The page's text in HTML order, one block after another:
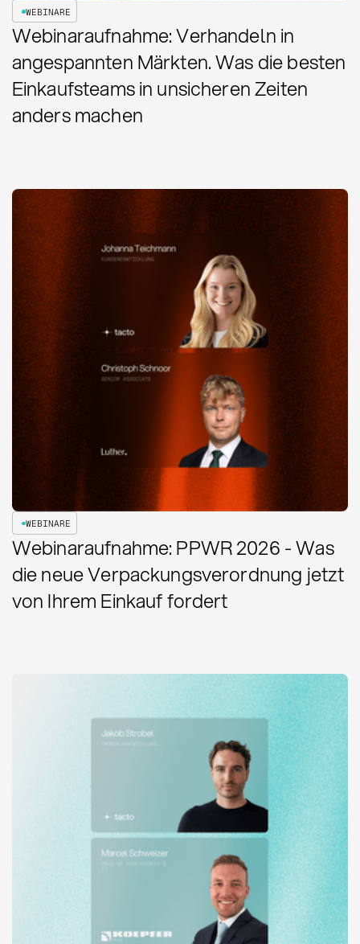
WEBINARE
Webinaraufnahme: Verhandeln in
angespannten Märkten. Was die besten
Einkaufsteams in unsicheren Zeiten
anders machen
WEBINARE
Webinaraufnahme: PPWR 2026 - Was
die neue Verpackungsverordnung jetzt
von Ihrem Einkauf fordert